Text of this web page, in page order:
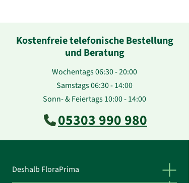
Kostenfreie telefonische Bestellung
und Beratung
Wochentags 06:30 - 20:00
Samstags 06:30 - 14:00
Sonn- & Feiertags 10:00 - 14:00
05303 990 980
Deshalb FloraPrima